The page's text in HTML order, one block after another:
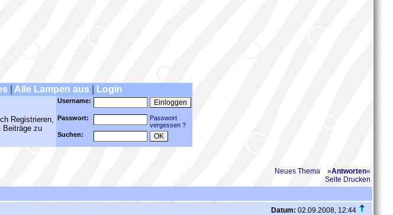
Alle Lampen aus Login
Registrieren,
Beiträge zu
Username:
Passwort:
Passwort
vergessen ?
Suchen:
Neues Thema »Antworten«
Seite Drucken
Datum: 02.09.2008, 12:44